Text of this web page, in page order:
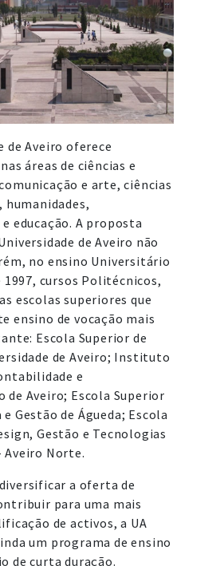
de Aveiro oferece
áreas de ciências e
e arte, ciências
humanidades,
educação. A proposta
de Aveiro não
no ensino Universitário
1997, cursos Politécnicos,
escolas superiores que
ensino de vocação mais
Escola Superior de
de Aveiro; Instituto
e
de Aveiro; Escola Superior
Gestão de Águeda; Escola
Gestão e Tecnologias
Aveiro Norte.
a oferta de
para uma mais
de activos, a UA
um programa de ensino
de curta duração.